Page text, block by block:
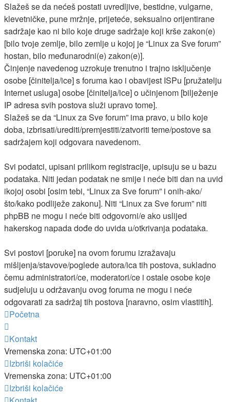
Slažeš se da nećeš postati uvredljive, bestidne, vulgarne,
klevetničke, pune mržnje, prijeteće, seksualno orijentirane
sadržaje kao ni bilo koje druge sadržaje koji krše zakon(e)
[bilo tvoje zemlje, bilo zemlje u kojoj je “Linux za Sve forum”
hostan, bilo međunarodni(e) zakon(e)].
Činjenje navedenog uzrokuje trenutno i trajno isključenje
osobe [činitelja/ice] s foruma kao i obavijest ISPu [pružatelju
Internet usluga] osobe [činitelja/ice] o učinjenom [bilježenje
IP adresa svih postova služi upravo tome].
Slažeš se da “Linux za Sve forum” ima pravo, u bilo koje
doba, izbrisati/urediti/premjestiti/zatvoriti teme/postove sa
sadržajem koji odgovara navedenom.
Svi podatci, upisani prilikom registracije, upisuju se u bazu
podataka. Niti jedan podatak ne smije i neće biti dan na uvid
ikojoj osobi [osim tebi, “Linux za Sve forum” i onih-ako/
što/kako podliježe zakonu]. Niti “Linux za Sve forum” niti
phpBB ne mogu i neće biti odgovorni/e ako uslijed
hakerskog napada dođe do uvida u/otkrivanja podataka.
Svi postovi [poruke] na ovom forumu izražavaju
mišljenja/stavove/poglede autora/ica tih postova, sukladno
čemu administratori/ce, moderatori/ce i ostale osobe koje
sudjeluju u održavanju ovog foruma ne mogu i neće
odgovarati za sadržaj tih postova [naravno, osim vlastitih].
Početna
Kontakt
Vremenska zona: UTC+01:00
Izbriši kolačiće
Vremenska zona: UTC+01:00
Izbriši kolačiće